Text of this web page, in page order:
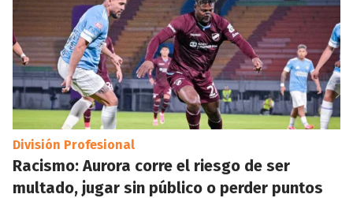
División Profesional
Racismo: Aurora corre el riesgo de ser
multado, jugar sin público o perder puntos